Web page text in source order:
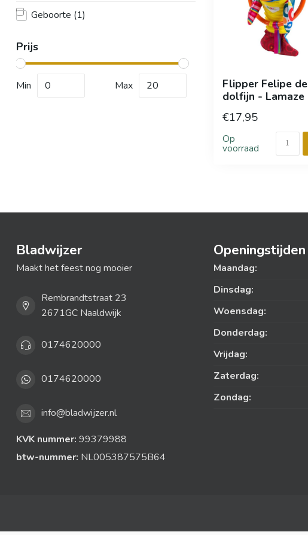
Geboorte (1)
Prijs
Min Max
Flipper Felipe de
dolfijn - Lamaze
€17,95
Op
voorraad
Bladwijzer
Maakt het feest nog mooier
Rembrandtstraat 23
2671GC Naaldwijk
0174620000
0174620000
info@bladwijzer.nl
KVK nummer: 99379988
btw-nummer: NL005387575B64
Openingstijden
Maandag:
Dinsdag:
Woensdag:
Donderdag:
Vrijdag:
Zaterdag:
Zondag: